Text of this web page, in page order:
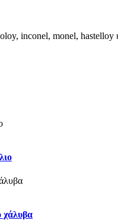
inconel, monel,
χάλυβα